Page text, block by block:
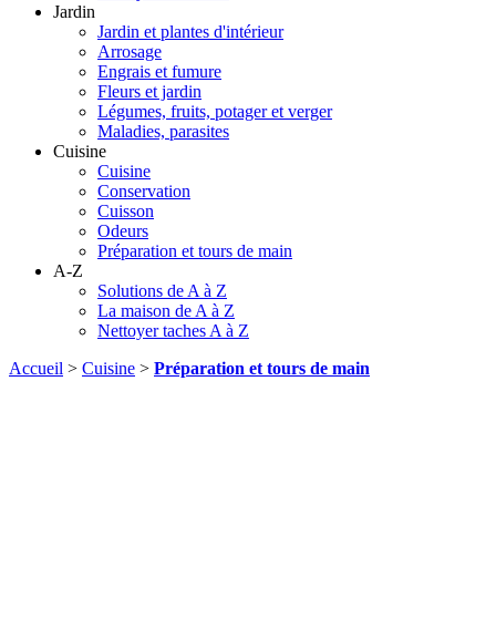
Jardin
Jardin et plantes d'intérieur
Arrosage
Engrais et fumure
Fleurs et jardin
Légumes, fruits, potager et verger
Maladies, parasites
Cuisine
Cuisine
Conservation
Cuisson
Odeurs
Préparation et tours de main
A-Z
Solutions de A à Z
La maison de A à Z
Nettoyer taches A à Z
Accueil > Cuisine > Préparation et tours de main